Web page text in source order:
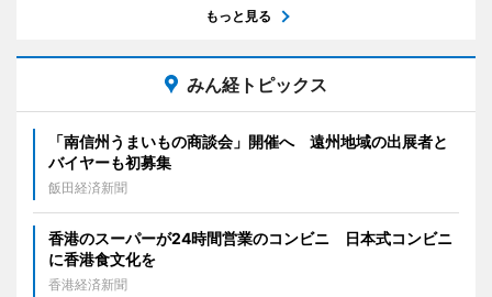
もっと見る
みん経トピックス
「南信州うまいもの商談会」開催へ 遠州地域の出展者と
バイヤーも初募集
飯田経済新聞
香港のスーパーが24時間営業のコンビニ 日本式コンビニ
に香港食文化を
香港経済新聞